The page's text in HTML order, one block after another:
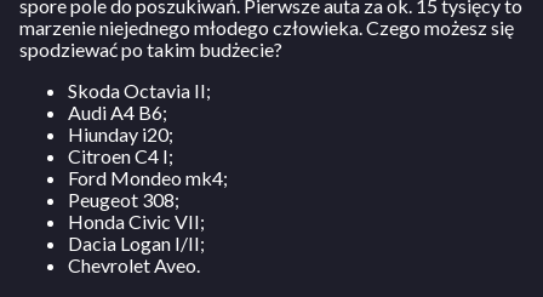
spore pole do poszukiwań. Pierwsze auta za ok. 15 tysięcy to
marzenie niejednego młodego człowieka. Czego możesz się
spodziewać po takim budżecie?
Skoda Octavia II;
Audi A4 B6;
Hiunday i20;
Citroen C4 I;
Ford Mondeo mk4;
Peugeot 308;
Honda Civic VII;
Dacia Logan I/II;
Chevrolet Aveo.